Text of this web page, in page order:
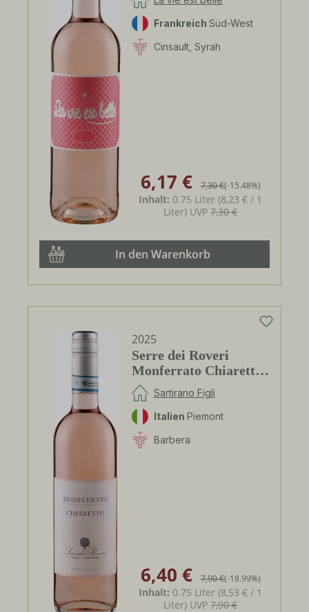
Frankreich Süd-West
Cinsault, Syrah
Verkaufspreis:
6,17 € Regulärer Preis:
7,30 €(-15.48%)
Inhalt: 0.75 Liter(8,23 € / 1
Liter) UVP7,30 €
In den Warenkorb
2025
Serre dei Roveri
Monferrato Chiaretto
DOCSartirano Figli
Italien Piemont
Barbera
Verkaufspreis:
6,40 € Regulärer Preis:
7,90 €(-18.99%)
Inhalt: 0.75 Liter(8,53 € / 1
Liter) UVP7,90 €